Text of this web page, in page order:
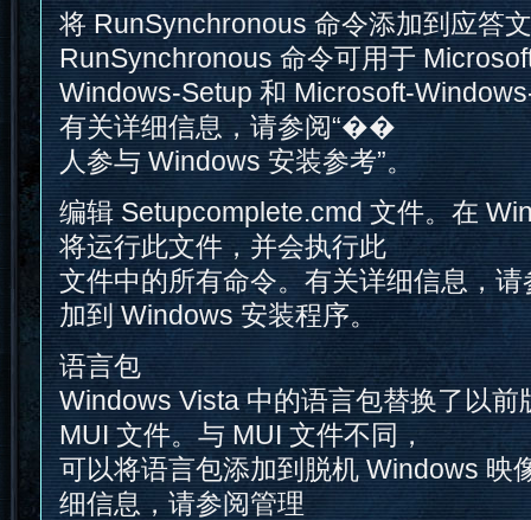
将 RunSynchronous 命令添加到应答
RunSynchronous 命令可用于
Windows-Setup 和 Microsoft-
有关详细信息，请参阅“��
人参与 Windows 安装参考”。
编辑 Setupcomplete.cmd 文件。在
将运行此文件，并会执行此
文件中的所有命令。有关详细信息，
加到 Windows 安装程序。
语言包
Windows Vista 中的语言包替换了以前
MUI 文件。与 MUI 文件不同，
可以将语言包添加到脱机 Windows 映
细信息，请参阅管理